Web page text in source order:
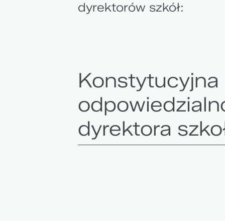
dyrektorów szkół:
Konstytucyjna
dyrektora